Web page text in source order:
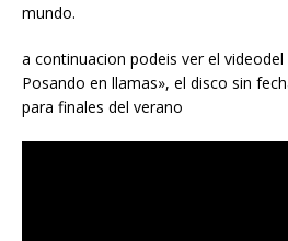
mundo.
a continuacion podeis ver el
Posando en llamas», el disco sin
para finales del verano